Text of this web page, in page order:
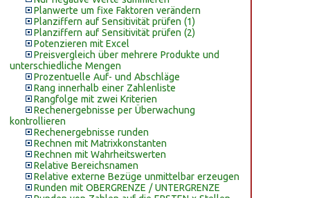
Planwerte um fixe Faktoren verändern
Planziffern auf Sensitivität prüfen (1)
Planziffern auf Sensitivität prüfen (2)
Potenzieren mit Excel
Preisvergleich über mehrere Produkte und
unterschiedliche Mengen
Prozentuelle Auf- und Abschläge
Rang innerhalb einer Zahlenliste
Rangfolge mit zwei Kriterien
Rechenergebnisse per Überwachung
kontrollieren
Rechenergebnisse runden
Rechnen mit Matrixkonstanten
Rechnen mit Wahrheitswerten
Relative Bereichsnamen
Relative externe Bezüge unmittelbar erzeugen
Runden mit OBERGRENZE / UNTERGRENZE